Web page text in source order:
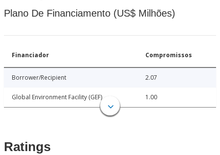
Plano De Financiamento (US$ Milhões)
Financiador Compromissos
Borrower/Recipient 2.07
Global Environment Facility (GEF) 1.00
Ratings